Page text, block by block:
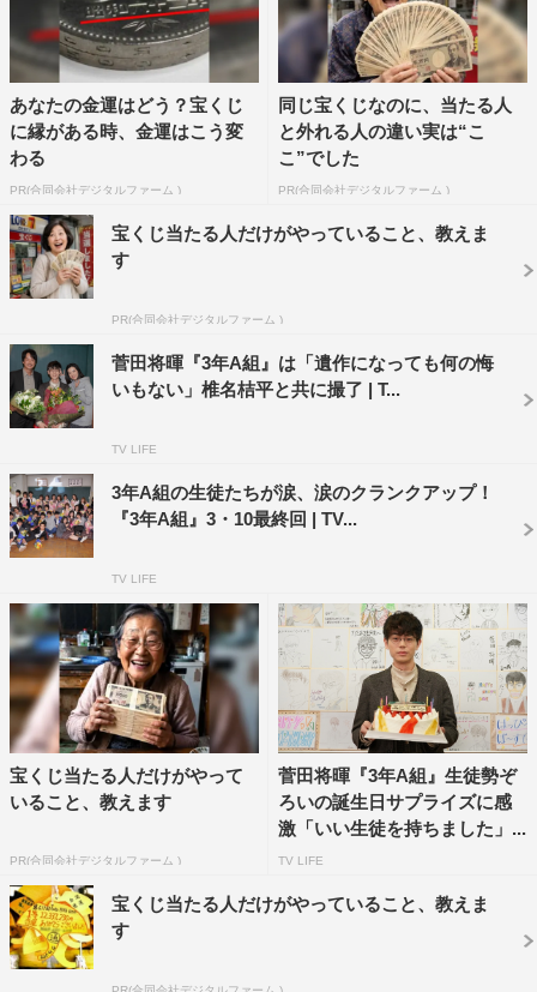
久々に訪れた魁皇高校のシーン。1人だけのシーンで、喪
服姿で静かにクランクアップを迎えたさくらの元に菅田将
暉が登場。一颯先生からさくらに花束が贈呈され、現場は
温かい雰囲気に包まれた。
撮影を終えた永野は涙ながらに「菅田さんが劇中で話し
ていた言葉が、自分の中にもあるはずの考えなのに、それ
に気づかずに毎日過ごしてしまっているなと感じていまし
た。このドラマに出演させていただいたことで“当たり前
のこと”をあらためて見直すきっかけを頂きました。本当
にありがとうございました。お疲れ様でした」と感謝を伝
えた。
すべての謎が解き明かされる『3年A組－今から皆さん
は、人質です－』最終回は、3月10日（日）後10・30から
あなたの金運はどう？宝くじ
に縁がある時、金運はこう変
わる
PR(合同会社デジタルファーム )
同じ宝くじなのに、当たる人
と外れる人の違い実は“こ
こ”でした
PR(合同会社デジタルファーム )
宝くじ当たる人だけがやっていること、教えま
す
PR(合同会社デジタルファーム )
菅田将暉『3年A組』は「遺作になっても何の悔
いもない」椎名桔平と共に撮了 | T...
TV LIFE
3年A組の生徒たちが涙、涙のクランクアップ！
『3年A組』3・10最終回 | TV...
TV LIFE
宝くじ当たる人だけがやって
いること、教えます
PR(合同会社デジタルファーム )
菅田将暉『3年A組』生徒勢ぞ
ろいの誕生日サプライズに感
激「いい生徒を持ちました」...
TV LIFE
宝くじ当たる人だけがやっていること、教えま
す